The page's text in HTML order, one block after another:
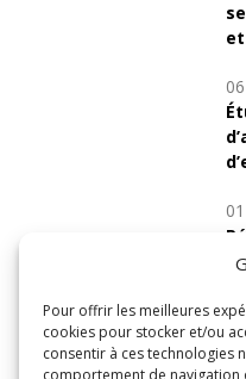
Pour offrir les meilleures
cookies pour stocker et/ou
consentir à ces technologies
comportement de navigation